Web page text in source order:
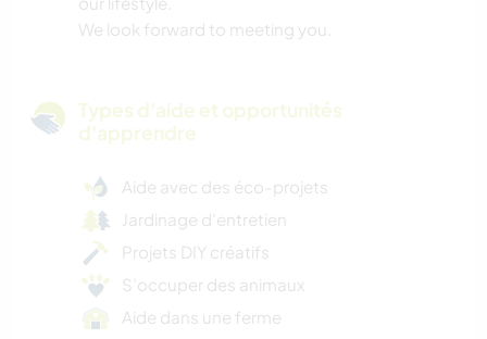
We look forward to meeting you.
Types d'aide et opportunités
d'apprendre
Aide avec des éco-projets
Jardinage d'entretien
Projets DIY créatifs
S’occuper des animaux
Aide dans une ferme